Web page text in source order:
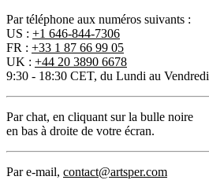
Par téléphone aux numéros suivants :
US : +1 646-844-7306
FR : +33 1 87 66 99 05
UK : +44 20 3890 6678
9:30 - 18:30 CET, du Lundi au Vendredi
Par chat, en cliquant sur la bulle noire
en bas à droite de votre écran.
Par e-mail, contact@artsper.com